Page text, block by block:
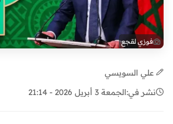
فوزي لقجع
علي السويسي
نشر في:الجمعة 3 أبريل 2026 - 21:14